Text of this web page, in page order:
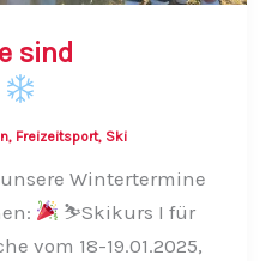
sind
, Freizeitsport, Ski
Wintertermine
⛷Skikurs I für
vom 18-19.01.2025,